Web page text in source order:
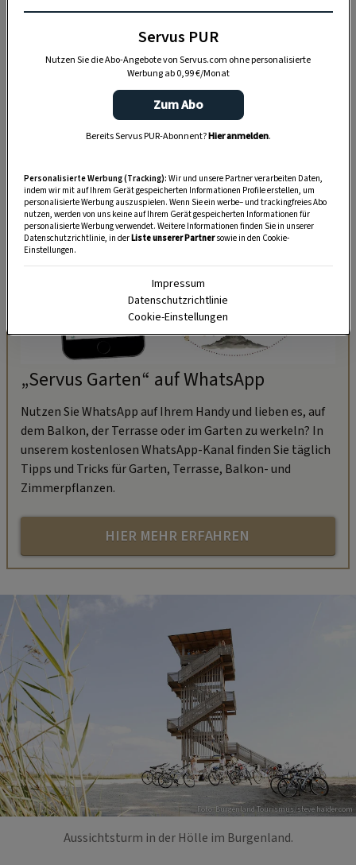
Aussichtsturm hochsteigen: Er ist mit seinen 16
Metern schnell bezwungen. Doch da der
Seewinkel sehr flach ist, reicht seine Höhe aus,
um einen weitläufigen Überblick über den
Neusiedler See zu erhalten.
www.nationalpark-neusiedlersee-seewinkel.at
„Servus Garten“ auf WhatsApp
Nutzen Sie WhatsApp auf Ihrem Handy und lieben es, auf
dem Balkon, der Terrasse oder im Garten zu werkeln? In
unserem kostenlosen WhatsApp-Kanal finden Sie täglich
Tipps und Tricks für Garten, Terrasse, Balkon- und
Zimmerpflanzen.
HIER MEHR ERFAHREN
Foto: Burgenland Tourismus/steve.haider.com
Aussichtsturm in der Hölle im Burgenland.
Servus PUR
Nutzen Sie die Abo-Angebote von Servus.com ohne personalisierte
Werbung ab 0,99 €/Monat
Zum Abo
Bereits Servus PUR-Abonnent?Hier anmelden.
Personalisierte Werbung (Tracking): Wir und unsere Partner verarbeiten Daten,
indem wir mit auf Ihrem Gerät gespeicherten Informationen Profile erstellen, um
personalisierte Werbung auszuspielen. Wenn Sie ein werbe– und trackingfreies Abo
nutzen, werden von uns keine auf Ihrem Gerät gespeicherten Informationen für
personalisierte Werbung verwendet. Weitere Informationen finden Sie in unserer
Datenschutzrichtlinie, in derListe unserer Partnersowie in den Cookie-
Einstellungen.
Impressum
Datenschutzrichtlinie
Cookie-Einstellungen